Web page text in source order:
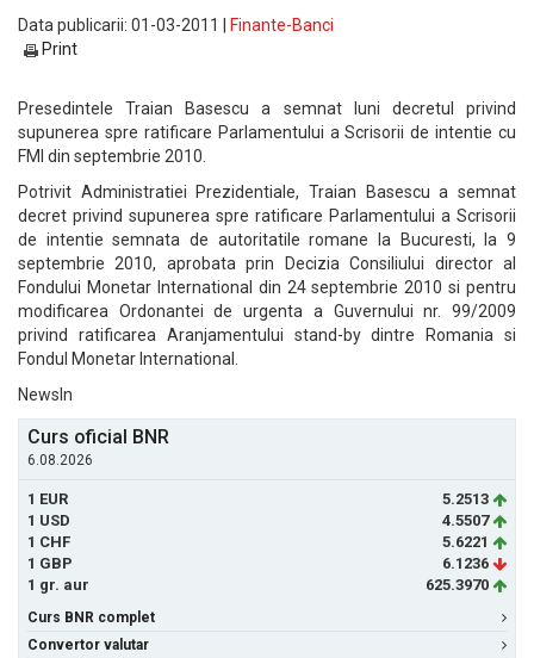
Data publicarii: 01-03-2011 |
Finante-Banci
Print
Presedintele Traian Basescu a semnat luni decretul privind
supunerea spre ratificare Parlamentului a Scrisorii de intentie cu
FMI din septembrie 2010.
Potrivit Administratiei Prezidentiale, Traian Basescu a semnat
decret privind supunerea spre ratificare Parlamentului a Scrisorii
de intentie semnata de autoritatile romane la Bucuresti, la 9
septembrie 2010, aprobata prin Decizia Consiliului director al
Fondului Monetar International din 24 septembrie 2010 si pentru
modificarea Ordonantei de urgenta a Guvernului nr. 99/2009
privind ratificarea Aranjamentului stand-by dintre Romania si
Fondul Monetar International.
NewsIn
Curs oficial BNR
6.08.2026
1 EUR
5.2513
1 USD
4.5507
1 CHF
5.6221
1 GBP
6.1236
1 gr. aur
625.3970
Curs BNR complet
Convertor valutar